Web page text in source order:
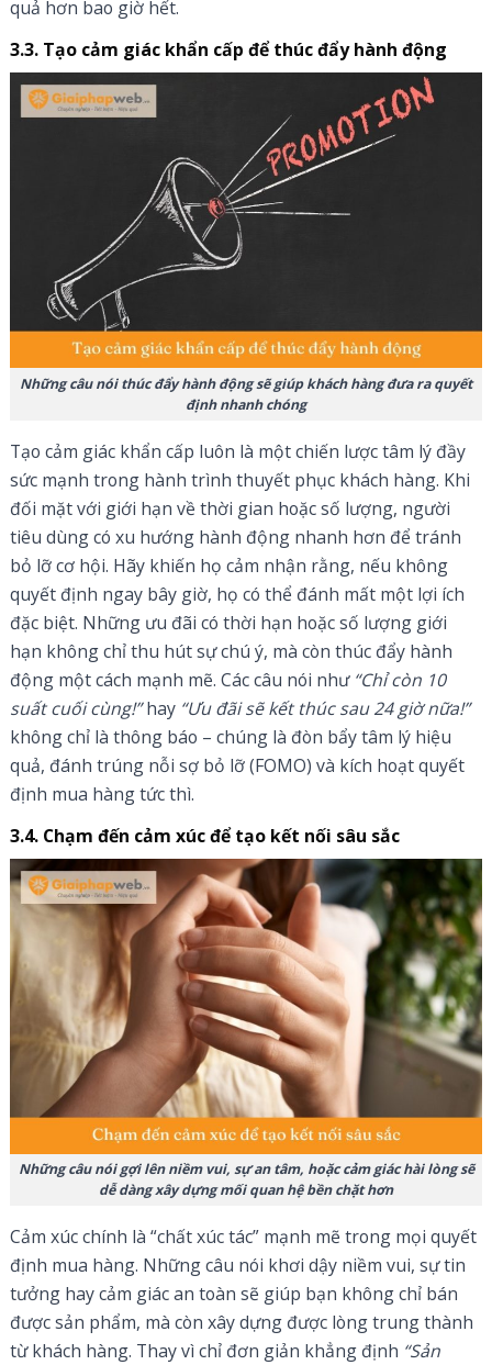
quả hơn bao giờ hết.
3.3. Tạo cảm giác khẩn cấp để thúc đẩy hành động
Những câu nói thúc đẩy hành động sẽ giúp khách hàng đưa ra quyết
định nhanh chóng
Tạo cảm giác khẩn cấp luôn là một chiến lược tâm lý đầy
sức mạnh trong hành trình thuyết phục khách hàng. Khi
đối mặt với giới hạn về thời gian hoặc số lượng, người
tiêu dùng có xu hướng hành động nhanh hơn để tránh
bỏ lỡ cơ hội. Hãy khiến họ cảm nhận rằng, nếu không
quyết định ngay bây giờ, họ có thể đánh mất một lợi ích
đặc biệt. Những ưu đãi có thời hạn hoặc số lượng giới
hạn không chỉ thu hút sự chú ý, mà còn thúc đẩy hành
động một cách mạnh mẽ. Các câu nói như “Chỉ còn 10
suất cuối cùng!”hay “Ưu đãi sẽ kết thúc sau 24 giờ nữa!”
không chỉ là thông báo – chúng là đòn bẩy tâm lý hiệu
quả, đánh trúng nỗi sợ bỏ lỡ (FOMO) và kích hoạt quyết
định mua hàng tức thì.
3.4. Chạm đến cảm xúc để tạo kết nối sâu sắc
Những câu nói gợi lên niềm vui, sự an tâm, hoặc cảm giác hài lòng sẽ
dễ dàng xây dựng mối quan hệ bền chặt hơn
Cảm xúc chính là “chất xúc tác” mạnh mẽ trong mọi quyết
định mua hàng. Những câu nói khơi dậy niềm vui, sự tin
tưởng hay cảm giác an toàn sẽ giúp bạn không chỉ bán
được sản phẩm, mà còn xây dựng được lòng trung thành
từ khách hàng. Thay vì chỉ đơn giản khẳng định “Sản